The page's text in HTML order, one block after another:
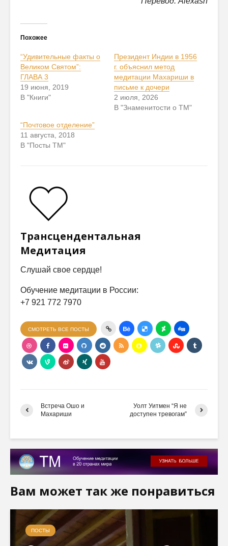
Похожее
“Удивительные факты о
Великом Святом”:
ГЛАВА 3
19 июня, 2019
В "Книги"
Президент Индии в 1956
г. объяснил метод
медитации Махариши в
письме к дочери
2 июля, 2026
В "Знаменитости о ТМ"
“Почтовое отделение”
11 августа, 2018
В "Посты ТМ"
Трансцендентальная
Медитация
Слушай свое сердце!
Обучение медитации в России:
+7 921 772 7970
СМОТРЕТЬ ВСЕ ПОСТЫ
Встреча Ошо и
Махариши
Уолт Уитмен “Я не
доступен тревогам”
Вам может так же понравиться
ПОСТЫ